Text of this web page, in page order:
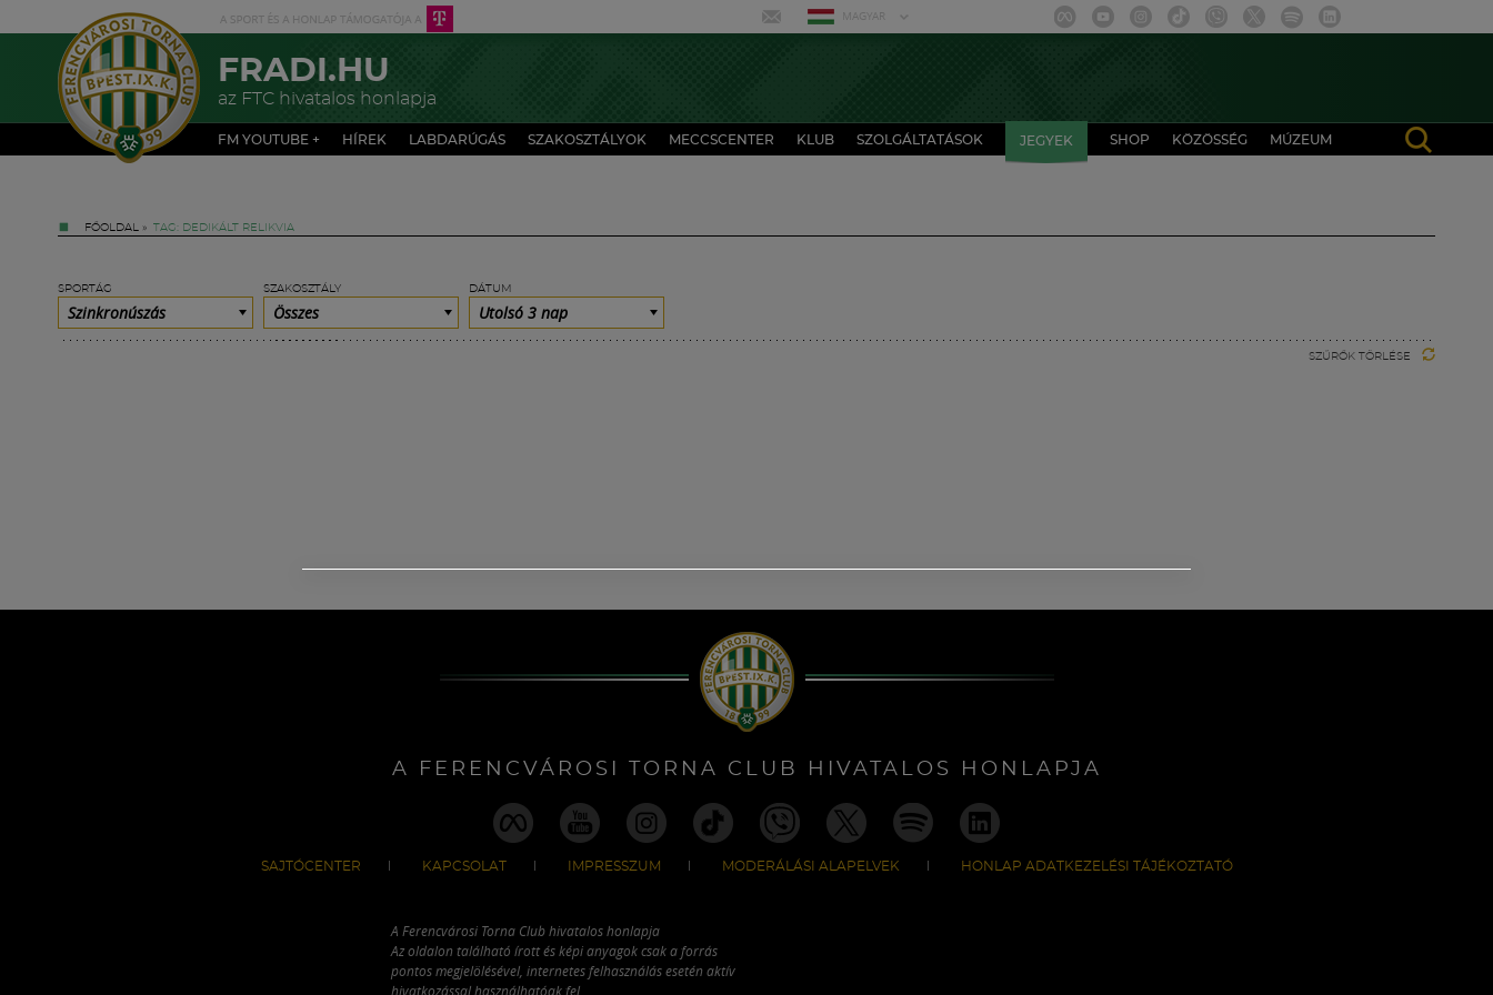
MAGYAR
FRADI.HU
az FTC hivatalos honlapja
FM YOUTUBE + HÍREK LABDARÚGÁS SZAKOSZTÁLYOK MECCSCENTER KLUB SZOLGÁLTATÁSOK JEGYEK SHOP KÖZÖSSÉG MÚZEUM
FŐOLDAL » TAG: DEDIKÁLT RELIKVIA
SPORTÁG
Szinkronúszás
SZAKOSZTÁLY
Összes
DÁTUM
Utolsó 3 nap
SZŰRŐK TÖRLÉSE
A FERENCVÁROSI TORNA CLUB HIVATALOS HONLAPJA
SAJTÓCENTER KAPCSOLAT IMPRESSZUM MODERÁLÁSI ALAPELVEK HONLAP ADATKEZELÉSI TÁJÉKOZTATÓ
A Ferencvárosi Torna Club hivatalos honlapja
Az oldalon található írott és képi anyagok csak a forrás
pontos megjelölésével, internetes felhasználás esetén aktív
hivatkozással használhatóak fel.